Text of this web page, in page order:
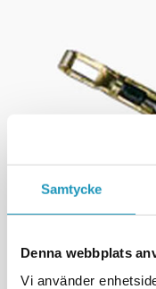
Samtycke
Denna webbplats
Vi använder